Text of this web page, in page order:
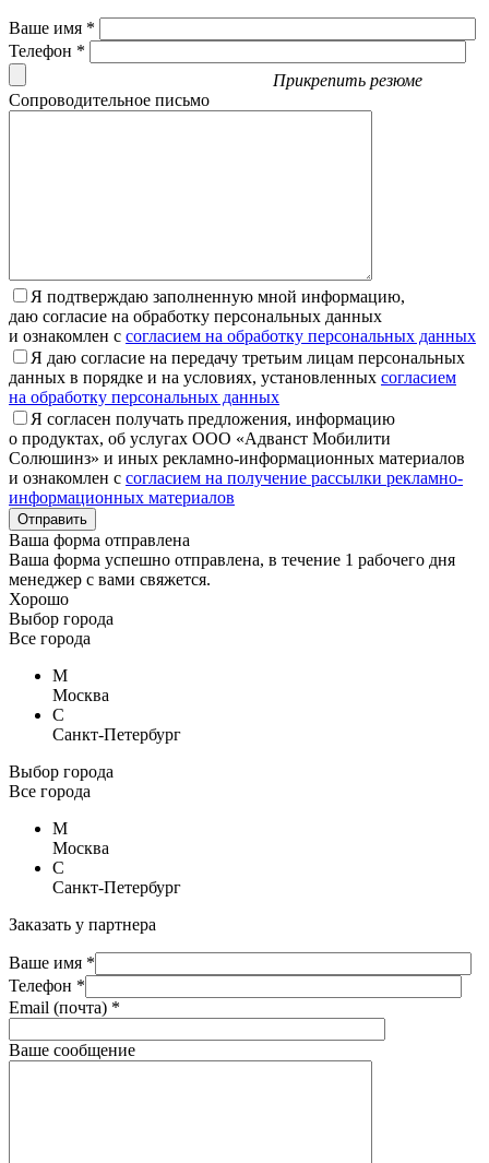
Ваше имя *
Телефон *
Прикрепить резюме
Сопроводительное письмо
Я подтверждаю заполненную мной информацию,
даю согласие на обработку персональных данных
и ознакомлен с согласием на обработку персональных данных
Я даю согласие на передачу третьим лицам персональных
данных в порядке и на условиях, установленных согласием
на обработку персональных данных
Я согласен получать предложения, информацию
о продуктах, об услугах ООО «Адванст Мобилити
Солюшинз» и иных рекламно-информационных материалов
и ознакомлен с согласием на получение рассылки рекламно-
информационных материалов
Отправить
Ваша форма отправлена
Ваша форма успешно отправлена, в течение 1 рабочего дня
менеджер с вами свяжется.
Хорошо
Выбор города
Все города
М
Москва
С
Санкт-Петербург
Выбор города
Все города
М
Москва
С
Санкт-Петербург
Заказать у партнера
Ваше имя *
Телефон *
Email (почта) *
Ваше сообщение